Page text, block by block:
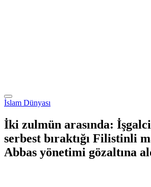
İslam Dünyası
İki zulmün arasında:
serbest bıraktığı Filistinli
Abbas yönetimi gözaltına